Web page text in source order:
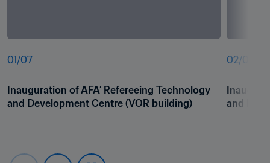
01 /07
Inauguration of AFA’ Refereeing Technology
and Development Centre (VOR building)
02/07
and